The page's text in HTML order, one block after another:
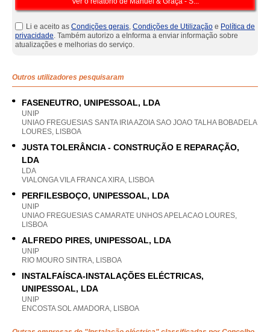
Li e aceito as Condições gerais, Condições de Utilização e Política de
privacidade. Também autorizo a eInforma a enviar informação sobre
atualizações e melhorias do serviço.
Outros utilizadores pesquisaram
FASENEUTRO, UNIPESSOAL, LDA
UNIP
UNIAO FREGUESIAS SANTA IRIA AZOIA SAO JOAO TALHA BOBADELA
LOURES, LISBOA
JUSTA TOLERÂNCIA - CONSTRUÇÃO E REPARAÇÃO,
LDA
LDA
VIALONGA VILA FRANCA XIRA, LISBOA
PERFILESBOÇO, UNIPESSOAL, LDA
UNIP
UNIAO FREGUESIAS CAMARATE UNHOS APELACAO LOURES,
LISBOA
ALFREDO PIRES, UNIPESSOAL, LDA
UNIP
RIO MOURO SINTRA, LISBOA
INSTALFAÍSCA-INSTALAÇÕES ELÉCTRICAS,
UNIPESSOAL, LDA
UNIP
ENCOSTA SOL AMADORA, LISBOA